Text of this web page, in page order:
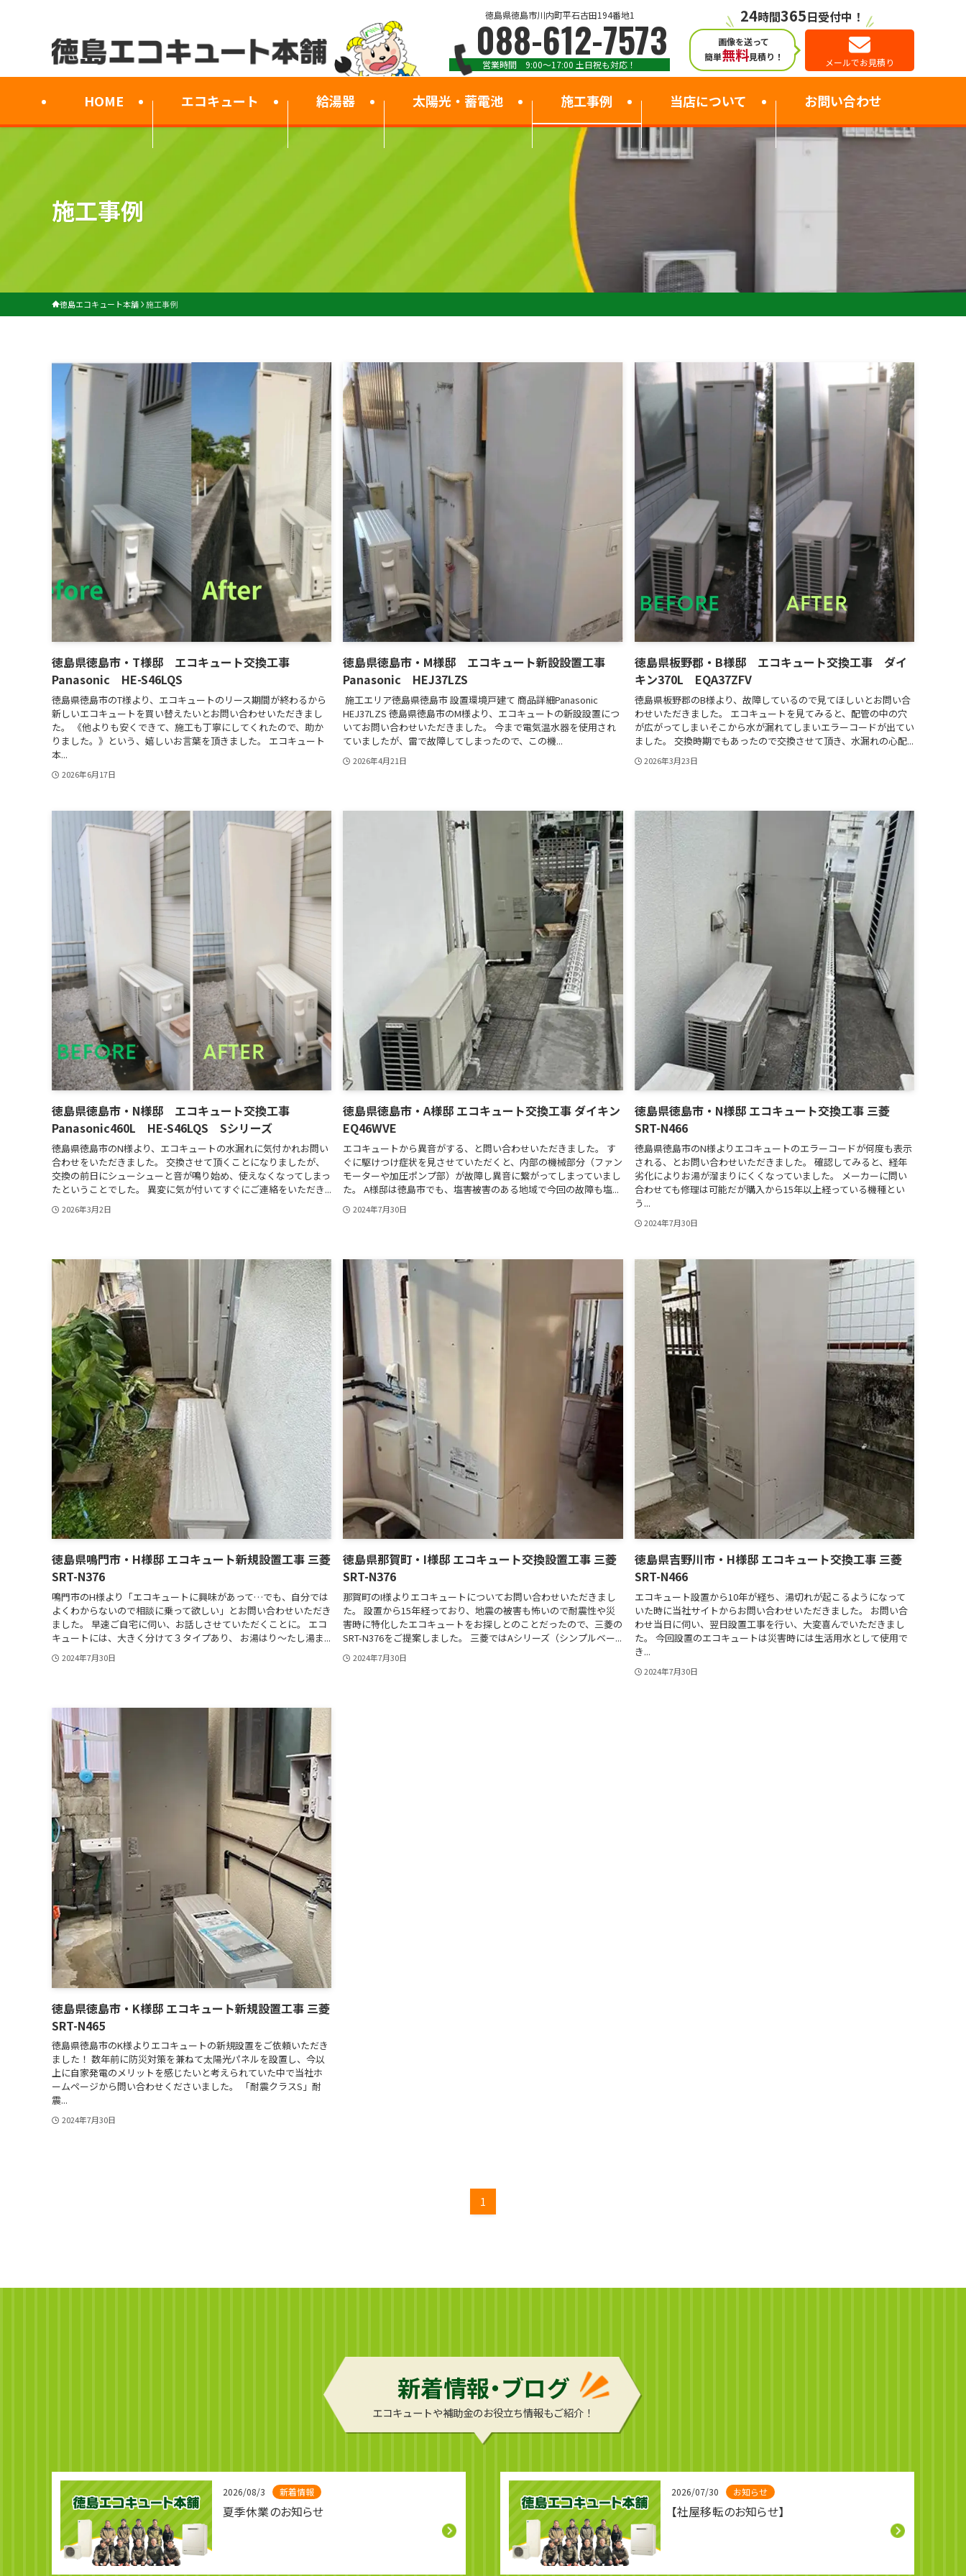
HOME エコキュート 給湯器 太陽光・蓄電池 施工事例 当店について お問い合わせ
徳島県徳島市川内町平石古田194番地1
088-612-7573
営業時間 9:00～17:00 土日祝も対応！
24時間365日受付中！
画像を送って
簡単無料見積り！ メールでお見積り
施工事例
徳島エコキュート本舗 施工事例
徳島県徳島市・T様邸 エコキュート交換工事
Panasonic HE-S46LQS
徳島県徳島市のT様より、エコキュートのリース期間が終わるから
新しいエコキュートを買い替えたいとお問い合わせいただきまし
た。 《他よりも安くできて、施工も丁寧にしてくれたので、助か
りました。》という、嬉しいお言葉を頂きました。 エコキュート
本...
2026年6月17日
徳島県徳島市・M様邸 エコキュート新設設置工事
Panasonic HEJ37LZS
施工エリア徳島県徳島市 設置環境戸建て 商品詳細Panasonic
HEJ37LZS 徳島県徳島市のM様より、エコキュートの新設設置につ
いてお問い合わせいただきました。 今まで電気温水器を使用され
ていましたが、雷で故障してしまったので、この機...
2026年4月21日
徳島県板野郡・B様邸 エコキュート交換工事 ダイ
キン370L EQA37ZFV
徳島県板野郡のB様より、故障しているので見てほしいとお問い合
わせいただきました。 エコキュートを見てみると、配管の中の穴
が広がってしまいそこから水が漏れてしまいエラーコードが出てい
ました。 交換時期でもあったので交換させて頂き、水漏れの心配...
2026年3月23日
徳島県徳島市・N様邸 エコキュート交換工事
Panasonic460L HE-S46LQS Sシリーズ
徳島県徳島市のN様より、エコキュートの水漏れに気付かれお問い
合わせをいただきました。 交換させて頂くことになりましたが、
交換の前日にシューシューと音が鳴り始め、使えなくなってしまっ
たということでした。 異変に気が付いてすぐにご連絡をいただき...
2026年3月2日
徳島県徳島市・A様邸 エコキュート交換工事 ダイキン
EQ46WVE
エコキュートから異音がする、と問い合わせいただきました。 す
ぐに駆けつけ症状を見させていただくと、内部の機械部分（ファン
モーターや加圧ポンプ部）が故障し異音に繋がってしまっていまし
た。 A様邸は徳島市でも、塩害被害のある地域で今回の故障も塩...
2024年7月30日
徳島県徳島市・N様邸 エコキュート交換工事 三菱
SRT-N466
徳島県徳島市のN様よりエコキュートのエラーコードが何度も表示
される、とお問い合わせいただきました。 確認してみると、経年
劣化によりお湯が溜まりにくくなっていました。 メーカーに問い
合わせても修理は可能だが購入から15年以上経っている機種とい
う...
2024年7月30日
徳島県鳴門市・H様邸 エコキュート新規設置工事 三菱
SRT-N376
鳴門市のH様より「エコキュートに興味があって…でも、自分では
よくわからないので相談に乗って欲しい」とお問い合わせいただき
ました。 早速ご自宅に伺い、お話しさせていただくことに。 エコ
キュートには、大きく分けて３タイプあり、 お湯はり〜たし湯ま...
2024年7月30日
徳島県那賀町・I様邸 エコキュート交換設置工事 三菱
SRT-N376
那賀町のI様よりエコキュートについてお問い合わせいただきまし
た。 設置から15年経っており、地震の被害も怖いので耐震性や災
害時に特化したエコキュートをお探しとのことだったので、三菱の
SRT-N376をご提案しました。 三菱ではAシリーズ（シンプルベー...
2024年7月30日
徳島県吉野川市・H様邸 エコキュート交換工事 三菱
SRT-N466
エコキュート設置から10年が経ち、湯切れが起こるようになって
いた時に当社サイトからお問い合わせいただきました。 お問い合
わせ当日に伺い、翌日設置工事を行い、大変喜んでいただきまし
た。 今回設置のエコキュートは災害時には生活用水として使用で
き...
2024年7月30日
徳島県徳島市・K様邸 エコキュート新規設置工事 三菱
SRT-N465
徳島県徳島市のK様よりエコキュートの新規設置をご依頼いただき
ました！ 数年前に防災対策を兼ねて太陽光パネルを設置し、今以
上に自家発電のメリットを感じたいと考えられていた中で当社ホ
ームページから問い合わせくださいました。 「耐震クラスS」耐
震...
2024年7月30日
1
新着情報・ブログ
エコキュートや補助金のお役立ち情報もご紹介！
2026/08/3 新着情報
夏季休業のお知らせ
2026/07/30 お知らせ
【社屋移転のお知らせ】